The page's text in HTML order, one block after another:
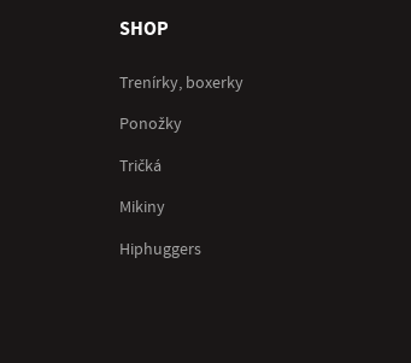
SHOP
Trenírky, boxerky
Ponožky
Tričká
Mikiny
Hiphuggers